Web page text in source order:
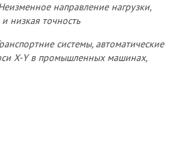
направление нагрузки,
низкая точность
системы, автоматические
X-Y в промышленных машинах,